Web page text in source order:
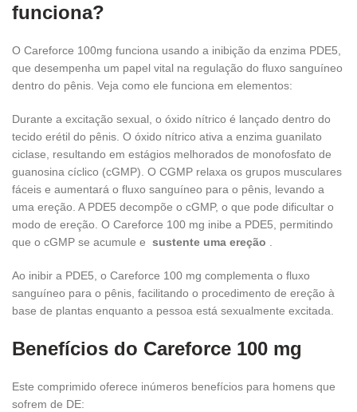
funciona?
O Careforce 100mg funciona usando a inibição da enzima PDE5,
que desempenha um papel vital na regulação do fluxo sanguíneo
dentro do pênis. Veja como ele funciona em elementos:
Durante a excitação sexual, o óxido nítrico é lançado dentro do
tecido erétil do pênis. O óxido nítrico ativa a enzima guanilato
ciclase, resultando em estágios melhorados de monofosfato de
guanosina cíclico (cGMP). O CGMP relaxa os grupos musculares
fáceis e aumentará o fluxo sanguíneo para o pênis, levando a
uma ereção. A PDE5 decompõe o cGMP, o que pode dificultar o
modo de ereção. O Careforce 100 mg inibe a PDE5, permitindo
que o cGMP se acumule e sustente uma ereção
Ao inibir a PDE5, o Careforce 100 mg complementa o fluxo
sanguíneo para o pênis, facilitando o procedimento de ereção à
base de plantas enquanto a pessoa está sexualmente excitada.
Benefícios do Careforce 100 mg
Este comprimido oferece inúmeros benefícios para homens que
sofrem de DE: